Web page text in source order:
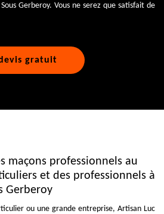
Gerberoy. Vous ne serez que satisfait de
gratuit
maçons professionnels au
et des professionnels à
Gerberoy
ou une grande entreprise, Artisan Luc